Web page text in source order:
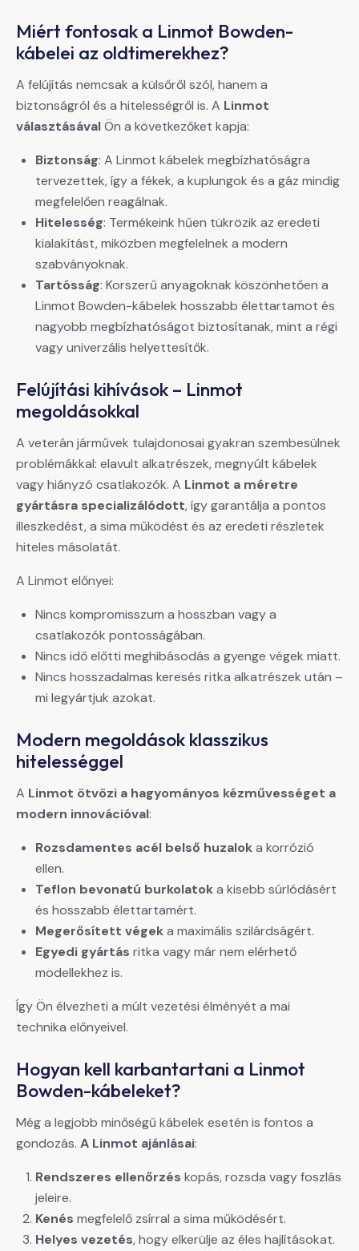
Miért fontosak a Linmot Bowden-
kábelei az oldtimerekhez?
A felújítás nemcsak a külsőről szól, hanem a
biztonságról és a hitelességről is. A Linmot
választásávalÖn a következőket kapja:
Biztonság: A Linmot kábelek megbízhatóságra
tervezettek, így a fékek, a kuplungok és a gáz mindig
megfelelően reagálnak.
Hitelesség: Termékeink hűen tükrözik az eredeti
kialakítást, miközben megfelelnek a modern
szabványoknak.
Tartósság: Korszerű anyagoknak köszönhetően a
Linmot Bowden-kábelek hosszabb élettartamot és
nagyobb megbízhatóságot biztosítanak, mint a régi
vagy univerzális helyettesítők.
Felújítási kihívások – Linmot
megoldásokkal
A veterán járművek tulajdonosai gyakran szembesülnek
problémákkal: elavult alkatrészek, megnyúlt kábelek
vagy hiányzó csatlakozók. A Linmot a méretre
gyártásra specializálódott, így garantálja a pontos
illeszkedést, a sima működést és az eredeti részletek
hiteles másolatát.
A Linmot előnyei:
Nincs kompromisszum a hosszban vagy a
csatlakozók pontosságában.
Nincs idő előtti meghibásodás a gyenge végek miatt.
Nincs hosszadalmas keresés ritka alkatrészek után –
mi legyártjuk azokat.
Modern megoldások klasszikus
hitelességgel
A Linmot ötvözi a hagyományos kézművességet a
modern innovációval:
Rozsdamentes acél belső huzaloka korrózió
ellen.
Teflon bevonatú burkolatoka kisebb súrlódásért
és hosszabb élettartamért.
Megerősített végeka maximális szilárdságért.
Egyedi gyártás ritka vagy már nem elérhető
modellekhez is.
Így Ön élvezheti a múlt vezetési élményét a mai
technika előnyeivel.
Hogyan kell karbantartani a Linmot
Bowden-kábeleket?
Még a legjobb minőségű kábelek esetén is fontos a
gondozás. A Linmot ajánlásai:
Rendszeres ellenőrzés kopás, rozsda vagy foszlás
jeleire.
Kenés megfelelő zsírral a sima működésért.
Helyes vezetés, hogy elkerülje az éles hajlításokat.